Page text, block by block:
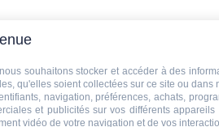
souhaitons stocker et accéder à des
qu'elles soient collectées sur ce site ou
navigation, préférences, achats,
et publicités sur vos différents
vidéo de votre navigation et de vos